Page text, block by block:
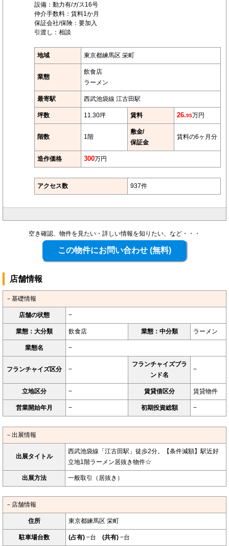
設備：動力有/ガス16号
仲介手数料：賃料1か月
保証会社/保険：要加入
引渡し：相談
地域 東京都練馬区 栄町
業態
飲食店
ラーメン
最寄駅 西武池袋線 江古田駅
坪数 11.30坪 賃料 26.95万円
階数 1階
敷金/
保証金
賃料の6ヶ月分
造作価格 300万円
アクセス数 937件
空き確認、物件を見たい・詳しい情報を知りたい、など・・・
店舗情報
－基礎情報
店舗の状態 −
業態：大分類 飲食店 業態：中分類 ラーメン
業態名 −
フランチャイズ区分 −
フランチャイズブラ
ンド名
−
立地区分 − 賃貸借区分 賃貸物件
営業開始年月 − 初期投資総額 −
－出展情報
出展タイトル
西武池袋線「江古田駅」徒歩2分。【条件減額】駅近好
立地1階ラーメン居抜き物件☆
出展方法 一般取引（居抜き）
－店舗情報
住所 東京都練馬区 栄町
駐車場台数 (占有) −台 (共有) −台